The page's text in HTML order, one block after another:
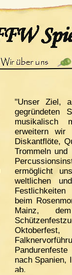
"Unser Ziel,
gegründeten
musikalisch
erweitern wir
Diskantflöte,
Trommeln
ermöglicht
weltlichen
Festlichkeiten
beim
Mainz,
nach Spanien,
ab.